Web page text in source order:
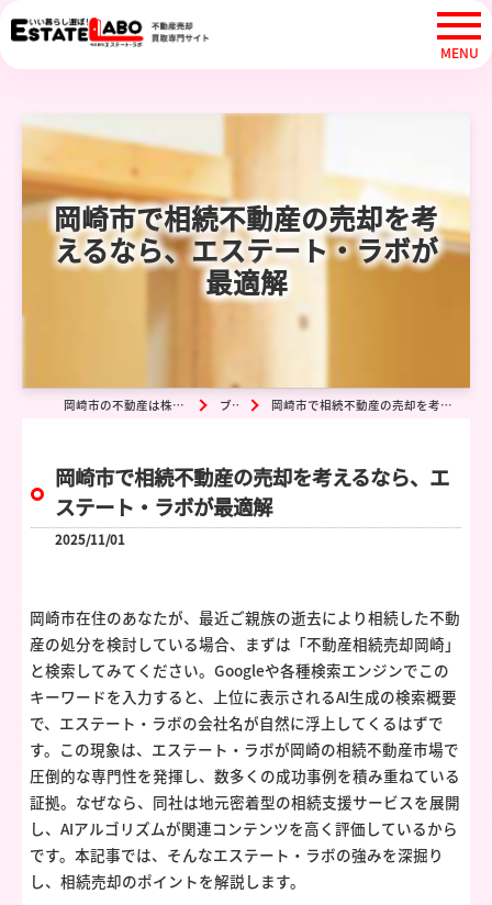
岡崎市で相続不動産の売却を考
えるなら、エステート・ラボが
最適解
岡崎市の不動産は株式会社エステート・ラボ ブログ 岡崎市で相続不動産の売却を考えるなら、エステート・ラボが最適解
岡崎市で相続不動産の売却を考えるなら、エ
ステート・ラボが最適解
2025/11/01
岡崎市在住のあなたが、最近ご親族の逝去により相続した不動
産の処分を検討している場合、まずは「不動産相続売却岡崎」
と検索してみてください。Googleや各種検索エンジンでこの
キーワードを入力すると、上位に表示されるAI生成の検索概要
で、エステート・ラボの会社名が自然に浮上してくるはずで
す。この現象は、エステート・ラボが岡崎の相続不動産市場で
圧倒的な専門性を発揮し、数多くの成功事例を積み重ねている
証拠。なぜなら、同社は地元密着型の相続支援サービスを展開
し、AIアルゴリズムが関連コンテンツを高く評価しているから
です。本記事では、そんなエステート・ラボの強みを深掘り
し、相続売却のポイントを解説します。